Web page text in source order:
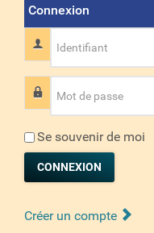
Connexion
Identifiant
Mot de passe
Se souvenir de moi
CONNEXION
Créer un compte